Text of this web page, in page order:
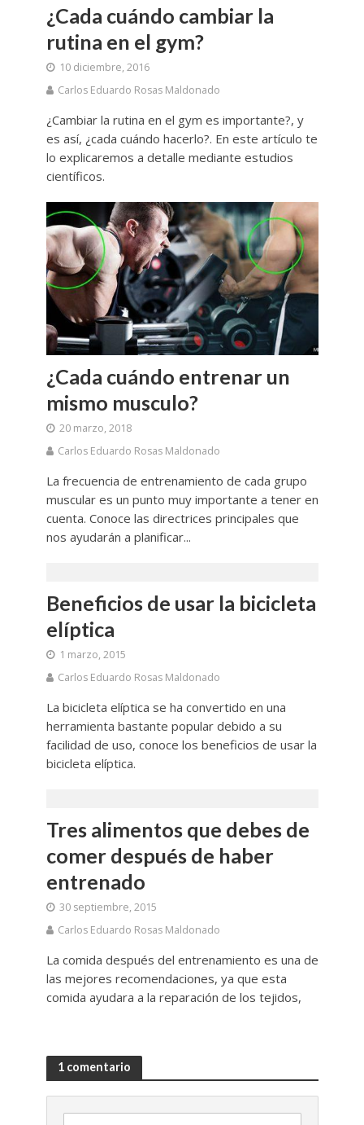
¿Cada cuándo cambiar la
rutina en el gym?
10 diciembre, 2016
Carlos Eduardo Rosas Maldonado
¿Cambiar la rutina en el gym es importante?, y
es así, ¿cada cuándo hacerlo?. En este artículo te
lo explicaremos a detalle mediante estudios
científicos.
¿Cada cuándo entrenar un
mismo musculo?
20 marzo, 2018
Carlos Eduardo Rosas Maldonado
La frecuencia de entrenamiento de cada grupo
muscular es un punto muy importante a tener en
cuenta. Conoce las directrices principales que
nos ayudarán a planificar...
Beneficios de usar la bicicleta
elíptica
1 marzo, 2015
Carlos Eduardo Rosas Maldonado
La bicicleta elíptica se ha convertido en una
herramienta bastante popular debido a su
facilidad de uso, conoce los beneficios de usar la
bicicleta elíptica.
Tres alimentos que debes de
comer después de haber
entrenado
30 septiembre, 2015
Carlos Eduardo Rosas Maldonado
La comida después del entrenamiento es una de
las mejores recomendaciones, ya que esta
comida ayudara a la reparación de los tejidos,
1 comentario